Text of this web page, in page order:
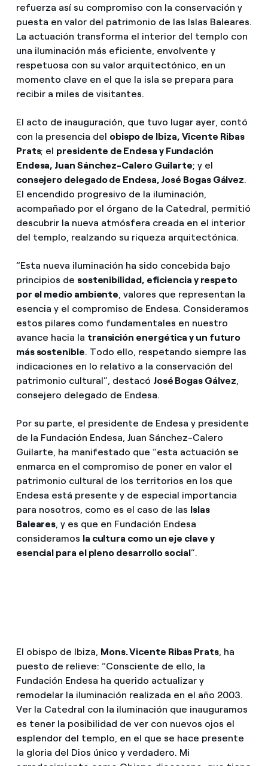
refuerza así su compromiso con la conservación y
puesta en valor del patrimonio de las Islas Baleares.
La actuación transforma el interior del templo con
una iluminación más eficiente, envolvente y
respetuosa con su valor arquitectónico, en un
momento clave en el que la isla se prepara para
recibir a miles de visitantes.
El acto de inauguración, que tuvo lugar ayer, contó
con la presencia del obispo de Ibiza, Vicente Ribas
Prats; el presidente de Endesa y Fundación
Endesa, Juan Sánchez-Calero Guilarte; y el
consejero delegado de Endesa, José Bogas Gálvez.
El encendido progresivo de la iluminación,
acompañado por el órgano de la Catedral, permitió
descubrir la nueva atmósfera creada en el interior
del templo, realzando su riqueza arquitectónica.
“Esta nueva iluminación ha sido concebida bajo
principios de sostenibilidad, eficiencia y respeto
por el medio ambiente, valores que representan la
esencia y el compromiso de Endesa. Consideramos
estos pilares como fundamentales en nuestro
avance hacia la transición energética y un futuro
más sostenible. Todo ello, respetando siempre las
indicaciones en lo relativo a la conservación del
patrimonio cultural”, destacó José Bogas Gálvez,
consejero delegado de Endesa.
Por su parte, el presidente de Endesa y presidente
de la Fundación Endesa, Juan Sánchez-Calero
Guilarte, ha manifestado que “esta actuación se
enmarca en el compromiso de poner en valor el
patrimonio cultural de los territorios en los que
Endesa está presente y de especial importancia
para nosotros, como es el caso de las Islas
Baleares, y es que en Fundación Endesa
consideramos la cultura como un eje clave y
esencial para el pleno desarrollo social”.
El obispo de Ibiza, Mons. Vicente Ribas Prats, ha
puesto de relieve: “Consciente de ello, la
Fundación Endesa ha querido actualizar y
remodelar la iluminación realizada en el año 2003.
Ver la Catedral con la iluminación que inauguramos
es tener la posibilidad de ver con nuevos ojos el
esplendor del templo, en el que se hace presente
la gloria del Dios único y verdadero. Mi